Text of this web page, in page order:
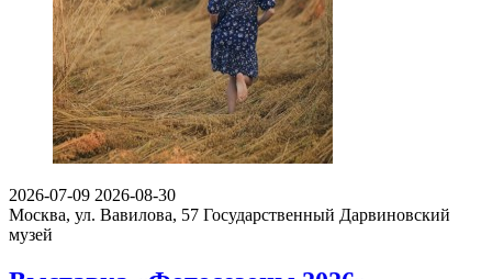
2026-07-09 2026-08-30
Москва, ул. Вавилова, 57 Государственный Дарвиновский
музей